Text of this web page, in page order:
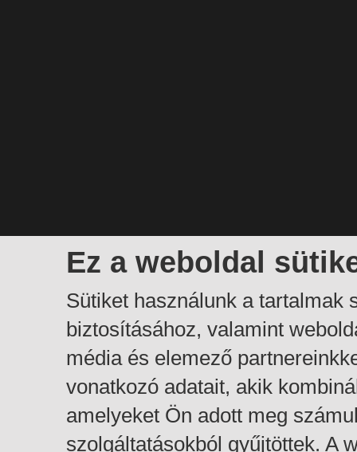
Ez a weboldal
Sütiket használunk a tartalmak
biztosításához, valamint
média és elemező
vonatkozó adatait, akik
amelyeket Ön adott meg
szolgáltatásokból gyűjtöttek. A